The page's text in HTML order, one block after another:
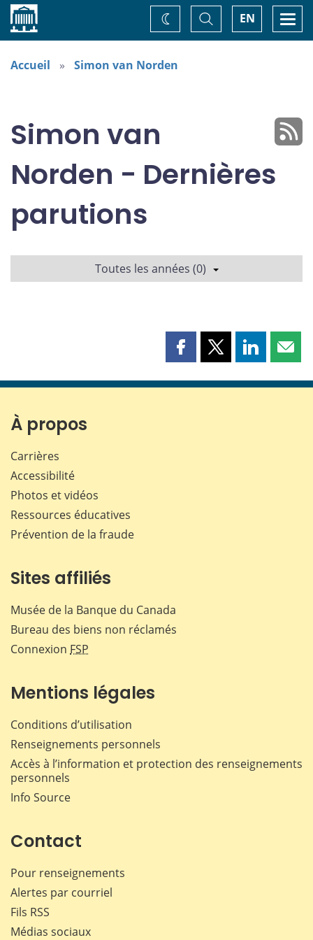
Accueil EN
Basculer
la
recherche
Changez
de
Accueil Simon van Norden
Simon van
Norden - Dernières
parutions
Toutes les années (0)
Partager
page
Partager
page
Partager
page page
À propos
Carrières
Accessibilité
Photos et vidéos
Ressources éducatives
Prévention de la fraude
Sites affiliés
Musée de la Banque du Canada
Bureau des biens non réclamés
Connexion FSP
Mentions légales
Conditions d’utilisation
Renseignements personnels
Accès à l’information et protection des renseignements
personnels
Info Source
Contact
Pour renseignements
Alertes par courriel
Fils RSS
Médias sociaux